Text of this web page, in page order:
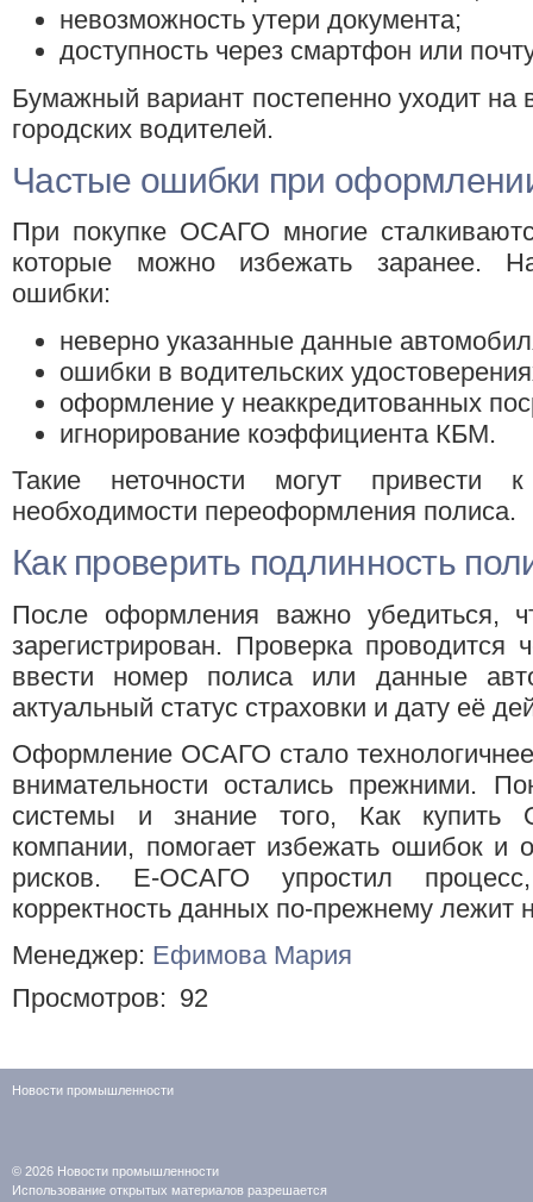
невозможность утери документа;
доступность через смартфон или
Бумажный вариант постепенно уходит на
городских водителей.
Частые ошибки при
При покупке ОСАГО многие
которые можно избежать заранее.
ошибки:
неверно указанные данные
ошибки в водительских
оформление у неаккредитованных
игнорирование коэффициента КБМ.
Такие неточности могут
необходимости переоформления полиса.
Как проверить подлинность
После оформления важно убедиться,
зарегистрирован. Проверка
ввести номер полиса или данные
актуальный статус страховки и дату её
Оформление ОСАГО стало
внимательности остались прежними.
системы и знание того, Как купить
компании, помогает избежать ошибок и
рисков. E-ОСАГО упростил
корректность данных по-прежнему лежит
Менеджер: Ефимова Мария
Просмотров: 92
Новости промышленности
© 2026 Новости промышленности
Использование открытых материалов разрешается